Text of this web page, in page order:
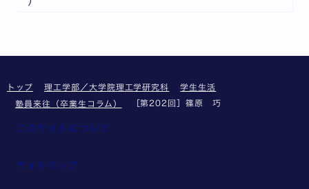
トップ 理工学部／大学院理工学研究科
学生生活
塾員来往（卒業生コラム）
［第202回］篠原 巧
このサイトについて
サイトマップ